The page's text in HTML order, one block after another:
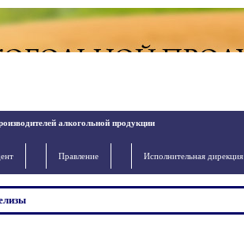
алкогольной продукции
Правление Исполнительная дирекция